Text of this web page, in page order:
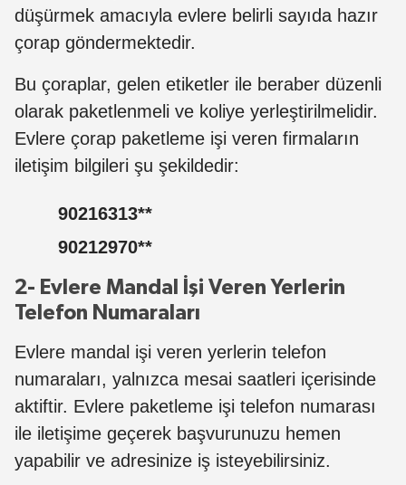
düşürmek amacıyla evlere belirli sayıda hazır
çorap göndermektedir.
Bu çoraplar, gelen etiketler ile beraber düzenli
olarak paketlenmeli ve koliye yerleştirilmelidir.
Evlere çorap paketleme işi veren firmaların
iletişim bilgileri şu şekildedir:
90216313**
90212970**
2- Evlere Mandal İşi Veren Yerlerin
Telefon Numaraları
Evlere mandal işi veren yerlerin telefon
numaraları, yalnızca mesai saatleri içerisinde
aktiftir. Evlere paketleme işi telefon numarası
ile iletişime geçerek başvurunuzu hemen
yapabilir ve adresinize iş isteyebilirsiniz.